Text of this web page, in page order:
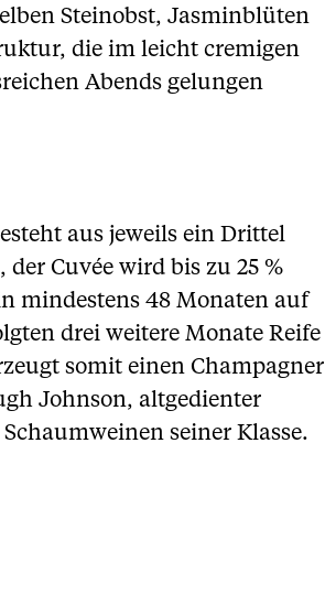
Steinobst, Jasminblüten
die im leicht cremigen
Abends gelungen
aus jeweils ein Drittel
Cuvée wird bis zu 25 %
mindestens 48 Monaten auf
drei weitere Monate Reife
somit einen Champagner
Johnson, altgedienter
seiner Klasse.